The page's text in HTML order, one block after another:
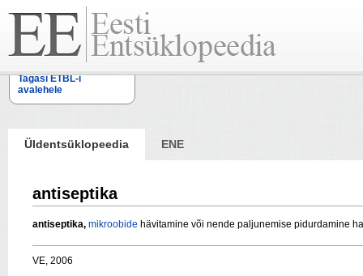
Tagasi ETBL-i
avalehele
Üldentsüklopeedia ENE
antiseptika
antiseptika, mikroobide hävitamine või nende paljunemise pidurdamine
VE, 2006